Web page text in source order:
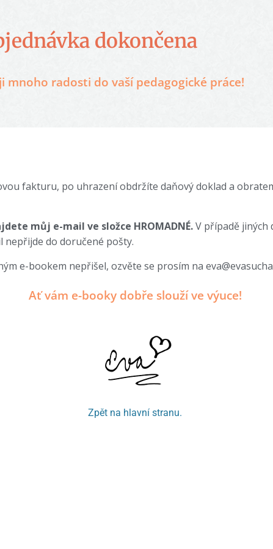
dokončena
mnoho radosti do vaší pedagogické práce!
fakturu, po uhrazení obdržíte daňový doklad a
můj e-mail ve složce HROMADNÉ.V případě
nepřijde do doručené pošty.
e-bookem nepřišel, ozvěte se prosím na
Ať vám e-booky dobře slouží ve výuce!
Zpět na hlavní stranu.